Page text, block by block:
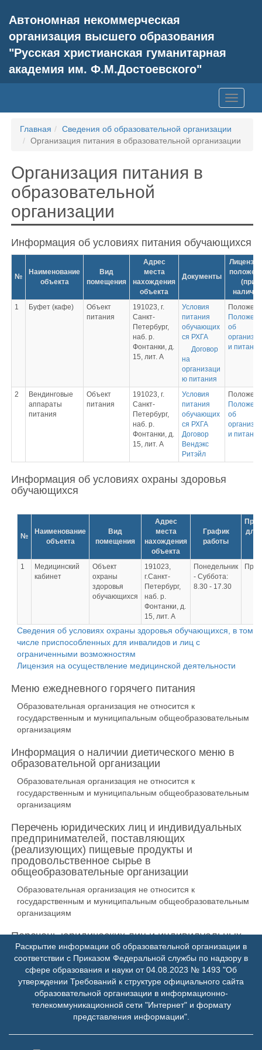
Автономная некоммерческая
организация высшего образования
"Русская христианская гуманитарная
академия им. Ф.М.Достоевского"
Главная
Сведения об образовательной организации
Организация питания в образовательной организации
Организация питания в
образовательной
организации
Информация об условиях питания обучающихся
№
Наименование
объекта
Вид
помещения
Адрес
места
нахождения
объекта
Документы
(при
1
Буфет (кафе)
Объект
питания
191023, г.
Санкт-
Петербург,
наб. р.
Фонтанки, д.
15, лит. А
Условия
питания
обучающих
ся РХГА
Договор
на
организаци
ю питания
об
и питания
2
Вендинговые
аппараты
питания
Объект
питания
191023, г.
Санкт-
Петербург,
наб. р.
Фонтанки, д.
15, лит. А
Условия
питания
обучающих
ся РХГА
Договор
Вендэкс
Ритэйл
об
и питания
Информация об условиях охраны здоровья
обучающихся
№
Наименование
объекта
Вид
помещения
Адрес
места
нахождения
объекта
График
работы
для
1
Медицинский
кабинет
Объект
охраны
здоровья
обучающихся
191023,
г.Санкт-
Петербург,
наб. р.
Фонтанки, д.
15, лит. А
Понедельник
- Суббота:
8.30 - 17.30
Сведения об условиях охраны здоровья обучающихся, в том
числе приспособленных для инвалидов и лиц с
ограниченными возможностям
Лицензия на осуществление медицинской деятельности
Меню ежедневного горячего питания
Образовательная организация не относится к
государственным и муниципальным общеобразовательным
организациям
Информация о наличии диетического меню в
образовательной организации
Образовательная организация не относится к
государственным и муниципальным общеобразовательным
организациям
Перечень юридических лиц и индивидуальных
предпринимателей, поставляющих
(реализующих) пищевые продукты и
продовольственное сырье в
общеобразовательные организации
Образовательная организация не относится к
государственным и муниципальным общеобразовательным
организациям
Перечень юридических лиц и индивидуальных
предпринимателей, оказывающих услуги по
организации питания в общеобразовательной
организациях.
Образовательная организация не относится к
государственным и муниципальным общеобразовательным
организациям
Формы обратной связи для родителей
Раскрытие информации об образовательной организации в
соответствии с Приказом Федеральной службы по надзору в
сфере образования и науки от 04.08.2023 № 1493 "Об
утверждении Требований к структуре официального сайта
образовательной организации в информационно-
телекоммуникационной сети "Интернет" и формату
представления информации".